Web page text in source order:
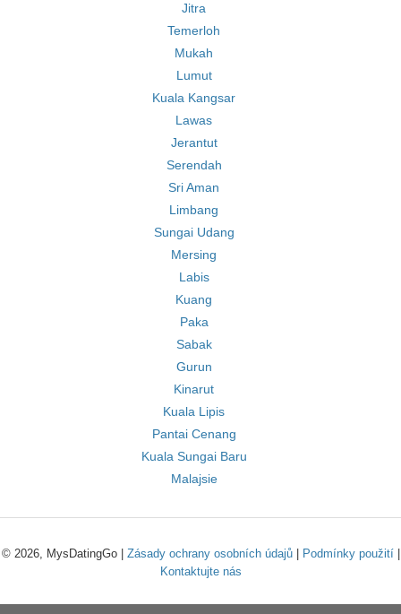
Jitra
Temerloh
Mukah
Lumut
Kuala Kangsar
Lawas
Jerantut
Serendah
Sri Aman
Limbang
Sungai Udang
Mersing
Labis
Kuang
Paka
Sabak
Gurun
Kinarut
Kuala Lipis
Pantai Cenang
Kuala Sungai Baru
Malajsie
© 2026, MysDatingGo | Zásady ochrany osobních údajů| Podmínky použití|
Kontaktujte nás